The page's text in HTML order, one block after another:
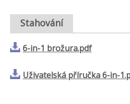
Stahování
6-in-1 brožura.pdf
Uživatelská příručka 6-in-